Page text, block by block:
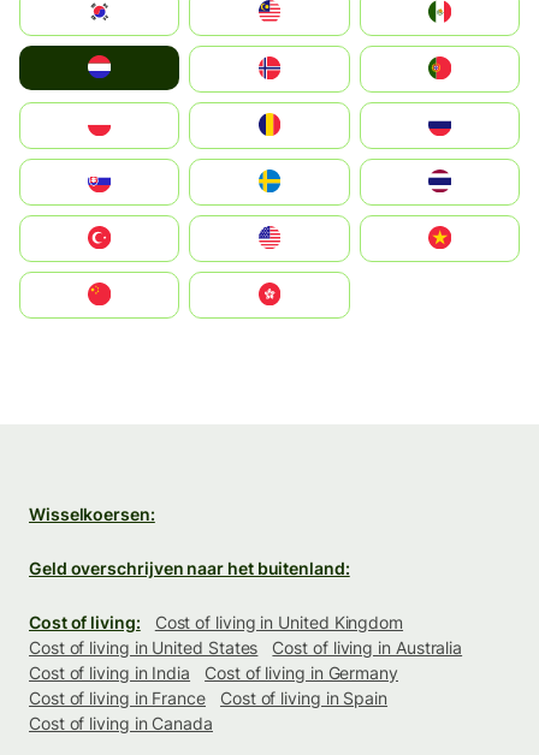
South Korea
United States
中國香港特別行政區
Wisselkoersen:
Geld overschrijven naar het buitenland:
Cost of living:
Cost of living in United Kingdom
Cost of living in United States
Cost of living in Australia
Cost of living in India
Cost of living in Germany
Cost of living in France
Cost of living in Spain
Cost of living in Canada